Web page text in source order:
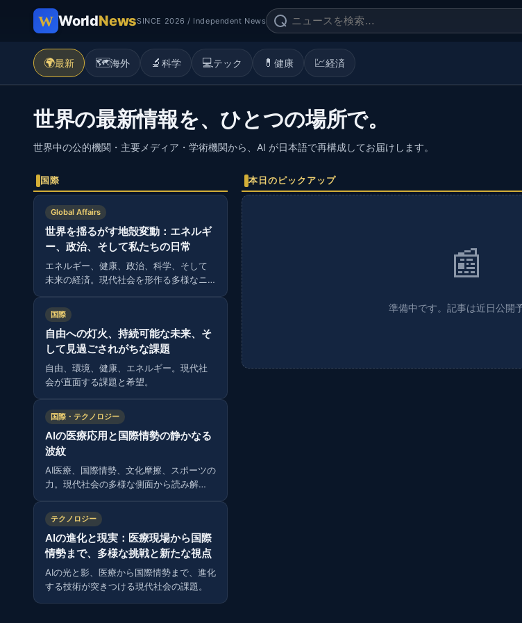
WorldNewsSINCE 2026 / Independent News
🌍最新 🗺️海外 🔬 科学 💻テック 💊 健康 💹経済
世界の最新情報を、ひとつの場所で。
世界中の公的機関・主要メディア・学術機関から、AI が日本語で再構成してお届けします。
国際
Global Affairs
世界を揺るがす地殻変動：エネルギ
ー、政治、そして私たちの日常
エネルギー、健康、政治、科学、そして
未来の経済。現代社会を形作る多様なニ
点。
国際
自由への灯火、持続可能な未来、そ
して見過ごされがちな課題
自由、環境、健康、エネルギー。現代社
会が直面する課題と希望。
国際・テクノロジー
AIの医療応用と国際情勢の静かなる
波紋
AI医療、国際情勢、文化摩擦、スポーツの
力。現代社会の多様な側面から読み解
テクノロジー
AIの進化と現実：医療現場から国際
情勢まで、多様な挑戦と新たな視点
AIの光と影、医療から国際情勢まで、進化
する技術が突きつける現代社会の課題。
本日のピックアップ
📰
準備中です。記事は近日公開予